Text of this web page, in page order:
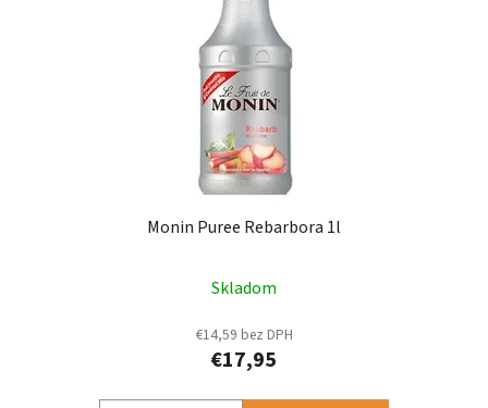
Monin Puree Rebarbora 1l
Skladom
€14,59 bez DPH
€17,95